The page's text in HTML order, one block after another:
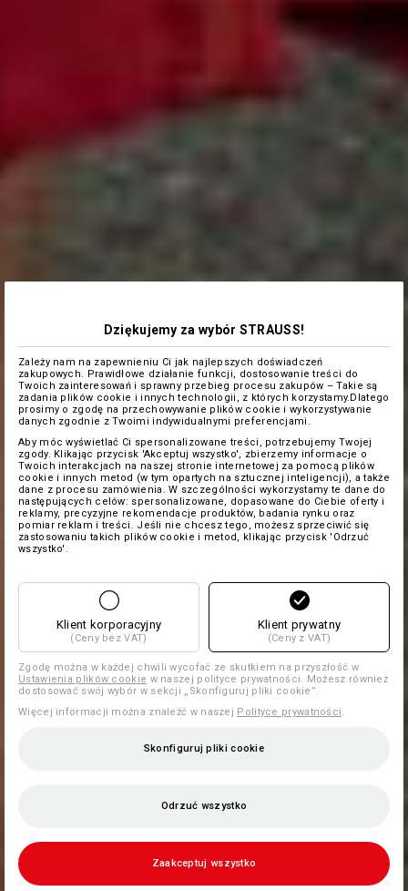
Dziękujemy za wybór STRAUSS!
Zależy nam na zapewnieniu Ci jak najlepszych doświadczeń
zakupowych. Prawidłowe działanie funkcji, dostosowanie treści do
Twoich zainteresowań i sprawny przebieg procesu zakupów – Takie są
zadania plików cookie i innych technologii, z których korzystamy.Dlatego
prosimy o zgodę na przechowywanie plików cookie i wykorzystywanie
danych zgodnie z Twoimi indywidualnymi preferencjami.
Aby móc wyświetlać Ci spersonalizowane treści, potrzebujemy Twojej
zgody. Klikając przycisk 'Akceptuj wszystko', zbierzemy informacje o
Twoich interakcjach na naszej stronie internetowej za pomocą plików
cookie i innych metod (w tym opartych na sztucznej inteligencji), a także
dane z procesu zamówienia. W szczególności wykorzystamy te dane do
następujących celów: spersonalizowane, dopasowane do Ciebie oferty i
reklamy, precyzyjne rekomendacje produktów, badania rynku oraz
pomiar reklam i treści. Jeśli nie chcesz tego, możesz sprzeciwić się
zastosowaniu takich plików cookie i metod, klikając przycisk 'Odrzuć
wszystko'.
Klient korporacyjny
(Ceny bez VAT)
Klient prywatny
(Ceny z VAT)
Zgodę można w każdej chwili wycofać ze skutkiem na przyszłość w
Ustawienia plików cookie w naszej polityce prywatności. Możesz również
dostosować swój wybór w sekcji „Skonfiguruj pliki cookie”.
Więcej informacji można znaleźć w naszej Polityce prywatności
Skonfiguruj pliki cookie
Odrzuć wszystko
Zaakceptuj wszystko